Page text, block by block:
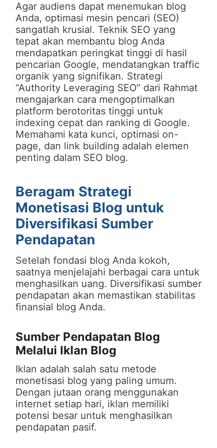
Agar audiens dapat menemukan blog
Anda, optimasi mesin pencari (SEO)
sangatlah krusial. Teknik SEO yang
tepat akan membantu blog Anda
mendapatkan peringkat tinggi di hasil
pencarian Google, mendatangkan traffic
organik yang signifikan. Strategi
“Authority Leveraging SEO” dari Rahmat
mengajarkan cara mengoptimalkan
platform berotoritas tinggi untuk
indexing cepat dan ranking di Google.
Memahami kata kunci, optimasi on-
page, dan link building adalah elemen
penting dalam SEO blog.
Beragam Strategi
Monetisasi Blog untuk
Diversifikasi Sumber
Pendapatan
Setelah fondasi blog Anda kokoh,
saatnya menjelajahi berbagai cara untuk
menghasilkan uang. Diversifikasi sumber
pendapatan akan memastikan stabilitas
finansial blog Anda.
Sumber Pendapatan Blog
Melalui Iklan Blog
Iklan adalah salah satu metode
monetisasi blog yang paling umum.
Dengan jutaan orang menggunakan
internet setiap hari, iklan memiliki
potensi besar untuk menghasilkan
pendapatan pasif.